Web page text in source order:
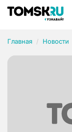
Главная Новости